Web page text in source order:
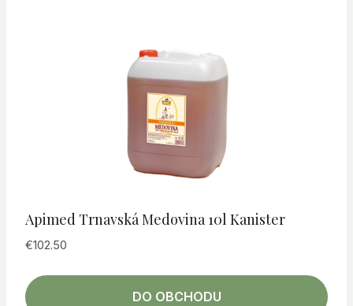
Apimed Trnavská Medovina 10l Kanister
€102.50
DO OBCHODU